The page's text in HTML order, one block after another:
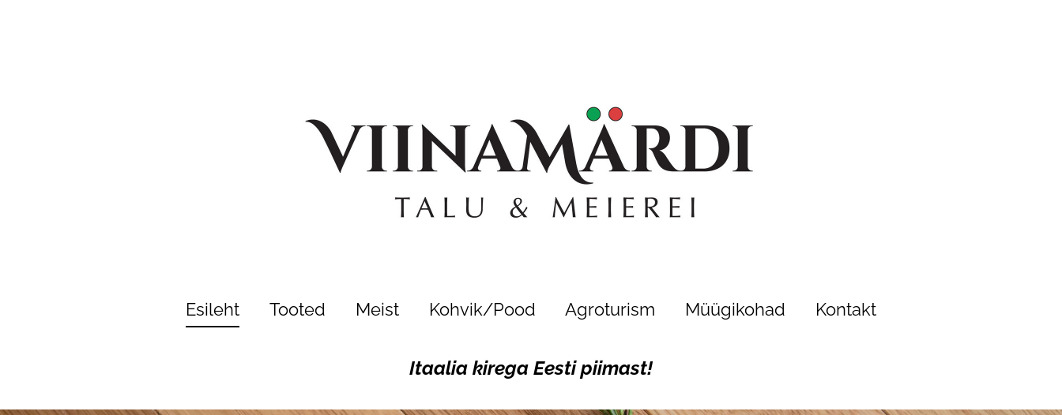
Esileht Tooted Meist Kohvik/Pood Agroturism Müügikohad Kontakt
Itaalia kirega Eesti piimast!